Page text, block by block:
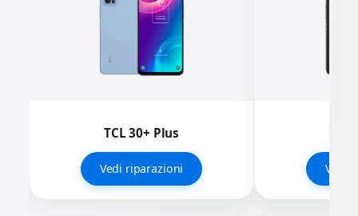
TCL 30+ Plus
Vedi riparazioni Vedi